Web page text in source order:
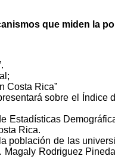
que miden la
Costa Rica”
sobre el Índice
Estadísticas
Rica.
población de las
Rodriguez